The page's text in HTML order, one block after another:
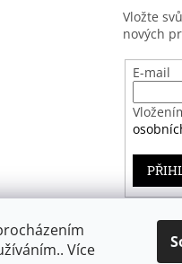
Více
Vložte
nových
E-mail